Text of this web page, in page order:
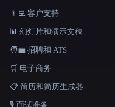
👨‍💻 客户支持
📊 幻灯片和演示文稿
🧑‍💼 招聘和 ATS
🛒 电子商务
📋 简历和简历生成器
🎙️ 面试准备